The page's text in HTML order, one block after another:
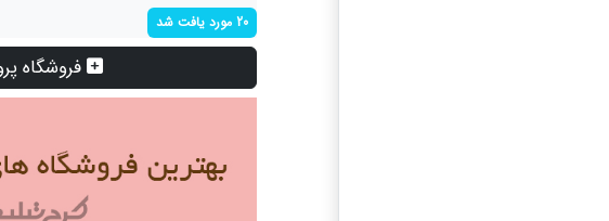
20 مورد یافت شد
فروشگاه